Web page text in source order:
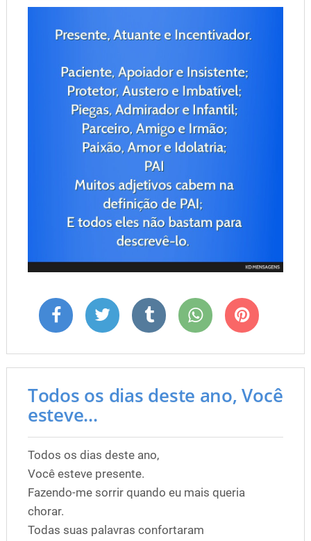
Todos os dias deste ano, Você
esteve...
Todos os dias deste ano,
Você esteve presente.
Fazendo-me sorrir quando eu mais queria
chorar.
Todas suas palavras confortaram